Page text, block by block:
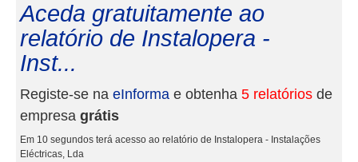
Aceda gratuitamente ao
relatório de Instalopera -
Inst...
Registe-se na eInforma e obtenha 5 relatórios de
empresa grátis
Em 10 segundos terá acesso ao relatório de Instalopera - Instalações
Eléctricas, Lda